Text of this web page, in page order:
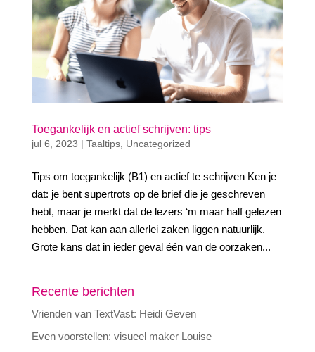
Toegankelijk en actief schrijven: tips
jul 6, 2023 | Taaltips, Uncategorized
Tips om toegankelijk (B1) en actief te schrijven Ken je
dat: je bent supertrots op de brief die je geschreven
hebt, maar je merkt dat de lezers ‘m maar half gelezen
hebben. Dat kan aan allerlei zaken liggen natuurlijk.
Grote kans dat in ieder geval één van de oorzaken...
Recente berichten
Vrienden van TextVast: Heidi Geven
Even voorstellen: visueel maker Louise